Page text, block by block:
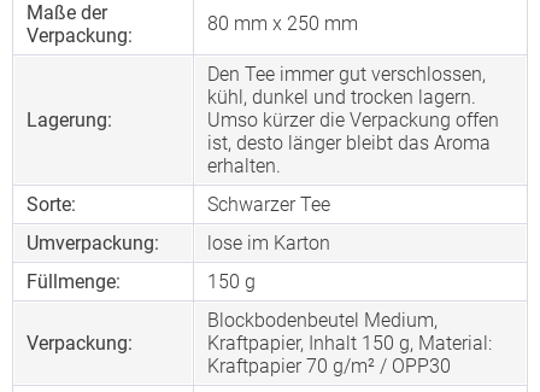
Maße der
Verpackung:
80 mm x 250 mm
Lagerung:
Den Tee immer gut verschlossen,
kühl, dunkel und trocken lagern.
Umso kürzer die Verpackung offen
ist, desto länger bleibt das Aroma
erhalten.
Sorte:
Schwarzer Tee
Umverpackung:
lose im Karton
Füllmenge:
150 g
Verpackung:
Blockbodenbeutel Medium,
Kraftpapier, Inhalt 150 g, Material:
Kraftpapier 70 g/m² / OPP30